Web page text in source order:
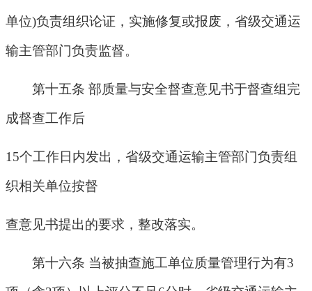
单位)负责组织论证，实施修复或报废，省级交通运
输主管部门负责监督。
第十五条 部质量与安全督查意见书于督查组完
成督查工作后
15个工作日内发出，省级交通运输主管部门负责组
织相关单位按督
查意见书提出的要求，整改落实。
第十六条 当被抽查施工单位质量管理行为有3